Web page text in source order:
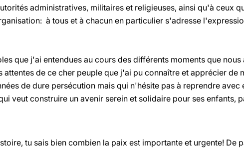
administratives, militaires et religieuses, ainsi qu'à ceux
à tous et à chacun en particulier s'adresse
que j'ai entendues au cours des différents moments que nous
de ce cher peuple que j'ai pu connaître et apprécier de
de dure persécution mais qui n'hésite pas à reprendre avec
veut construire un avenir serein et solidaire pour ses enfants,
tu sais bien combien la paix est importante et urgente! De